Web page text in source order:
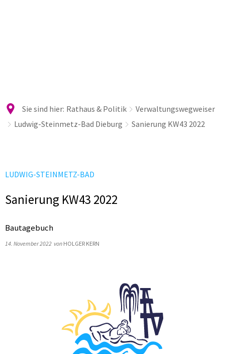
Sie sind hier: Rathaus & Politik
Verwaltungswegweiser
Ludwig-Steinmetz-Bad Dieburg
Sanierung KW43 2022
LUDWIG-STEINMETZ-BAD
Sanierung KW43 2022
Bautagebuch
14. November 2022 von HOLGER KERN